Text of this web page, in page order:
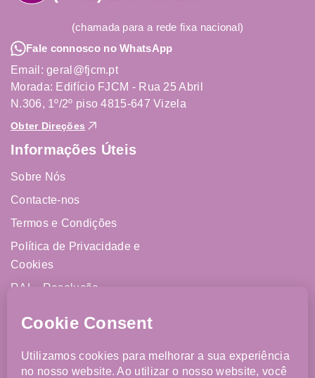
(chamada para a rede fixa nacional)
Fale connosco no WhatsApp
Email: geral@fjcm.pt
Morada: Edifício FJCM - Rua 25 Abril
N.306, 1º/2º piso 4815-647 Vizela
Obter Direções
Informações Úteis
Sobre Nós
Contacte-nos
Termos e Condições
Política de Privacidade e
Cookies
RAL - Resolução
Livro de Reclamações